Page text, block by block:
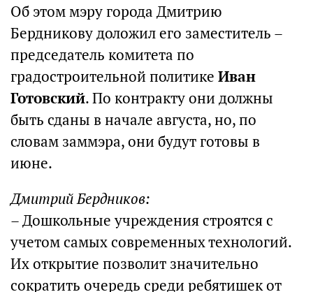
Об этом мэру города Дмитрию
Бердникову доложил его заместитель –
председатель комитета по
градостроительной политике Иван
Готовский. По контракту они должны
быть сданы в начале августа, но, по
словам заммэра, они будут готовы в
июне.
Дмитрий Бердников:
– Дошкольные учреждения строятся с
учетом самых современных технологий.
Их открытие позволит значительно
сократить очередь среди ребятишек от